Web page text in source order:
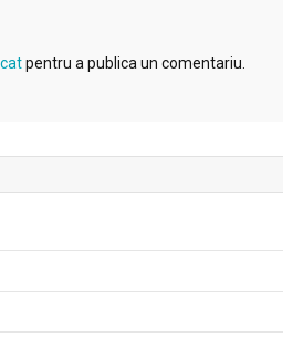
pentru a publica un comentariu.